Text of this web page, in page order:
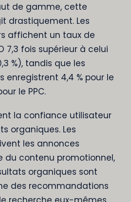
de gamme, cette
drastiquement. Les
affichent un taux de
7,3 fois supérieur à celui
%), tandis que les
enregistrent 4,4 % pour le
le PPC.
la confiance utilisateur
organiques. Les
les annonces
du contenu promotionnel,
organiques sont
des recommandations